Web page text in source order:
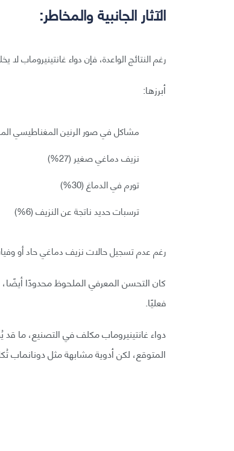
الآثار الجانبية والمخاطر:
رغم النتائج الواعدة، فإن دواء غانتينيروماب لا
أبرزها:
مشاكل في صور الرنين المغناطيسي
نزيف دماغي صغير (27%)
تورم في الدماغ (30%)
ترسبات حديد ناتجة عن النزيف (6%)
رغم عدم تسجيل حالات نزيف دماغي حاد أو
كان التحسن المعرفي الملحوظ محدودًا أيضًا،
فعليًا.
دواء غانتينيروماب مكلف في التصنيع، ما
المتوقع، لكن أدوية مشابهة مثل دونانماب تُكلف 25,000 جنيه إسترليني سنويًا